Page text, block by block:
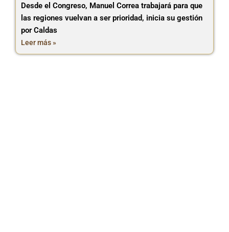
Desde el Congreso, Manuel Correa trabajará para que
las regiones vuelvan a ser prioridad, inicia su gestión
por Caldas
Leer más »